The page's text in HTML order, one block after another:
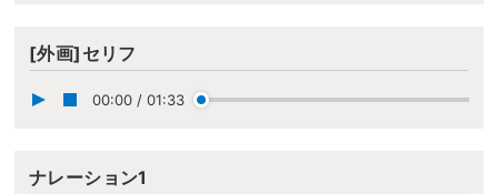
[外画]セリフ
00:00 / 01:33
ナレーション1